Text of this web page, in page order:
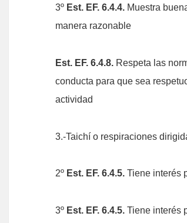
3º Est. EF. 6.4.4. Muestra
manera razonable
Est. EF. 6.4.8. Respeta las
conducta para que sea
actividad
3.-Taichí o respiraciones
2º Est. EF. 6.4.5. Tiene interés
3º Est. EF. 6.4.5. Tiene interés